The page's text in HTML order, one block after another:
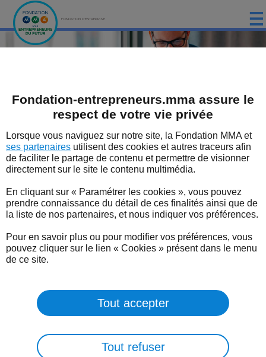
FONDATION D'ENTREPRISE
LES ÉTUDES DE LA FONDATION MMA
LES EXPERTS
LES BONNES NOUVELLES DU TERRITOIRE
L'ACTUALITÉ
PRESSE
CONTACT
La Fondation d’entreprise MMA des Entrepreneurs du Futur
accompagne les dynamiques entrepreneuriales engagées et responsables
dans les territoires.
évènements
Fondation-entrepreneurs.mma assure le
respect de votre vie privée
Lorsque vous naviguez sur notre site, la Fondation MMA et
ses partenaires utilisent des cookies et autres traceurs afin
de faciliter le partage de contenu et permettre de visionner
directement sur le site le contenu multimédia.
En cliquant sur « Paramétrer les cookies », vous pouvez
prendre connaissance du détail de ces finalités ainsi que de
la liste de nos partenaires, et nous indiquer vos préférences.
Pour en savoir plus ou pour modifier vos préférences, vous
pouvez cliquer sur le lien « Cookies » présent dans le menu
de ce site.
Tout accepter
Tout refuser